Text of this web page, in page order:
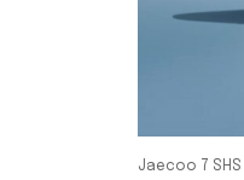
Jaecoo 7